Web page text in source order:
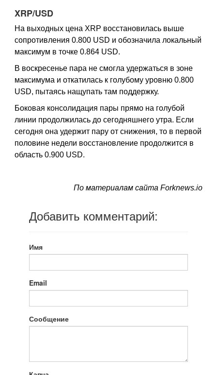
XRP/USD
На выходных цена XRP восстановилась выше
сопротивления 0.800 USD и обозначила локальный
максимум в точке 0.864 USD.
В воскресенье пара не смогла удержаться в зоне
максимума и откатилась к голубому уровню 0.800
USD, пытаясь нащупать там поддержку.
Боковая консолидация пары прямо на голубой
линии продолжилась до сегодняшнего утра. Если
сегодня она удержит пару от снижения, то в первой
половине недели восстановление продолжится в
область 0.900 USD.
По материалам сайта Forknews.io
Добавить комментарий:
Имя
Email
Сообщение